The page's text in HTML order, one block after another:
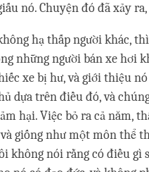
nó. Chuyện đó đã xảy
hạ thấp người khác,
những người bán xe hơi
xe bị hư, và giới thiệu
dựa trên điều đó, và
hại. Việc bỏ ra cả năm,
giống như một môn thể
không nói rằng có điều gì